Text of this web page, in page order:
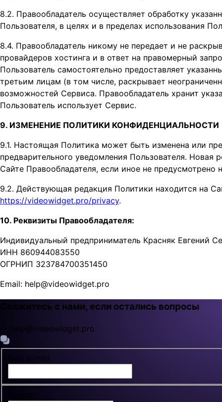
8.2. Правообладатель осуществляет обработку
Пользователя, в целях и в пределах использования
8.4. Правообладатель никому не передает и не
провайдеров хостинга и в ответ на правомерный
Пользователь самостоятельно предоставляет
третьим лицам (в том числе, раскрывает
возможностей Сервиса. Правообладатель хранит
Пользователь использует Сервис.
9. ИЗМЕНЕНИЕ ПОЛИТИКИ КОНФИДЕНЦИАЛЬНОСТИ
9.1. Настоящая Политика может быть изменена или
предварительного уведомления Пользователя.
Сайте Правообладателя, если иное не предусмотрено
9.2. Действующая редакция Политики находится на
https://videowidget.pro/privacy.
10. Реквизиты Правообладателя:
Индивидуальный предприниматель Красняк Евгений
ИНН 860944083550
ОГРНИП 323784700351450
Email: help@videowidget.pro
Свяжитесь с нами, если остались вопросы
→ help@videowidget.pro
Ваш e-mail